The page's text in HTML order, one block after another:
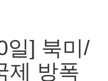
일] 북미/
제 방폭